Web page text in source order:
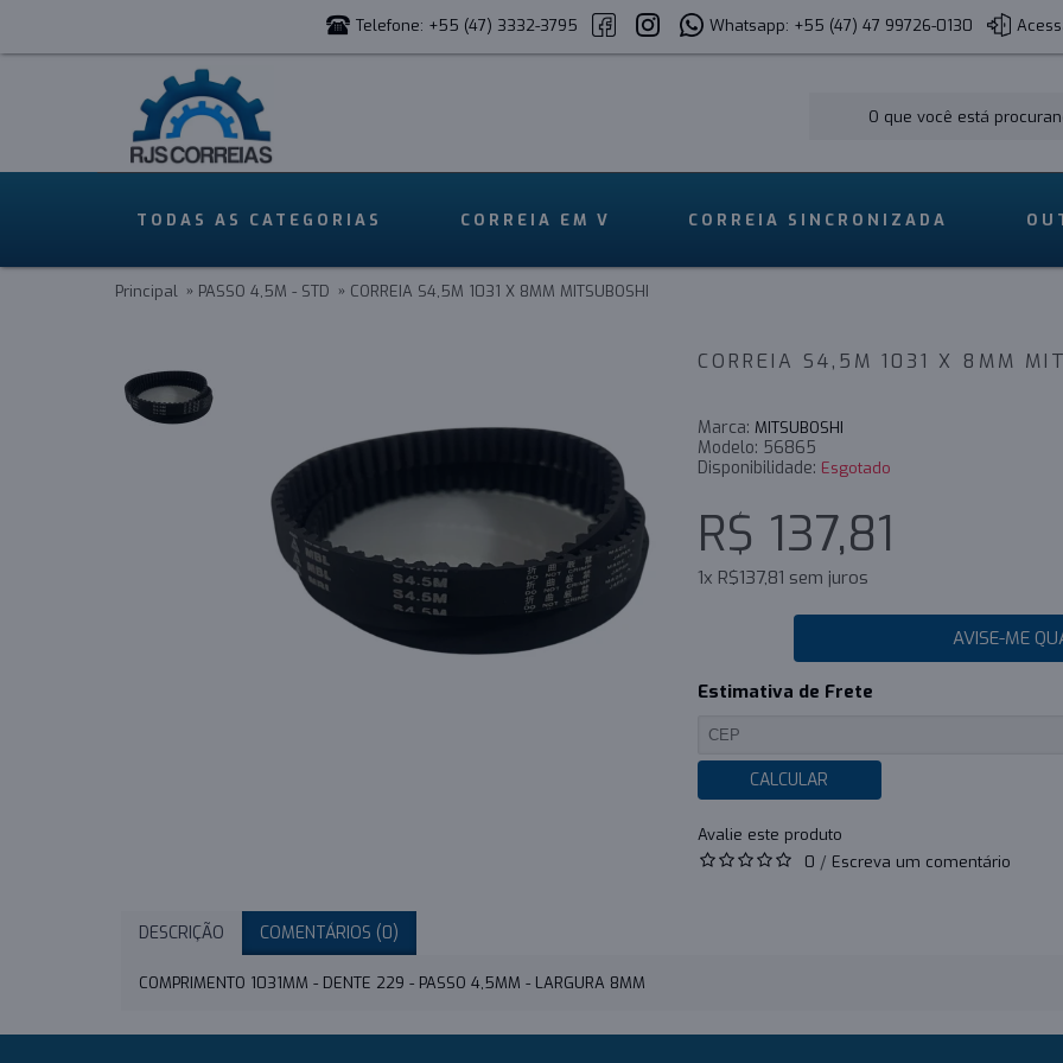
Telefone: +55 (47) 3332-3795 Whatsapp: +55 (47) 47 99726-0130
TODAS AS CATEGORIAS CORREIA EM V CORREIA SINCRONIZADA
Principal PASSO 4,5M - STD CORREIA S4,5M 1031 X 8MM MITSUBOSHI
CORREIA S4,5M 1031 X 8MM
Marca: MITSUBOSHI
Modelo: 56865
Disponibilidade: Esgotado
R$ 137,81
1x R$137,81 sem juros
AVISE-ME
Estimativa de Frete
CALCULAR
0 / Escreva um comentário
DESCRIÇÃO COMENTÁRIOS (0)
COMPRIMENTO 1031MM - DENTE 229 - PASSO 4,5MM - LARGURA 8MM